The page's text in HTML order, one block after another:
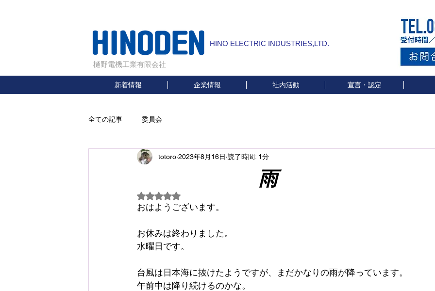
樋野電機工業有限会社
HINO ELECTRIC INDUSTRIES,LTD.
新着情報 企業情報 社内活動 宣言・認定
全ての記事 委員会
雨
totoro 2023年8月16日 読了時間: 1分
5つ星のうちNaNと評価されています。
おはようございます。
お休みは終わりました。
水曜日です。
台風は日本海に抜けたようですが、まだかなりの雨が降っています。
午前中は降り続けるのかな。